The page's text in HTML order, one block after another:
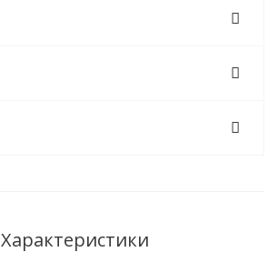
Характеристики